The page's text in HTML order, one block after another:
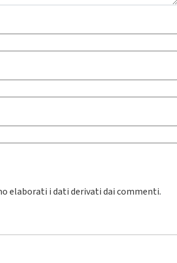
elaborati i dati derivati dai commenti.